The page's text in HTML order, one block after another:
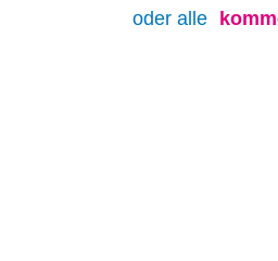
oder alle